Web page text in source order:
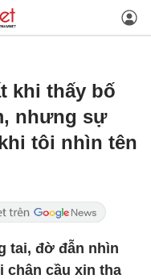
khi thấy bố
nhưng sự
tôi nhìn tên
tai, đờ đẫn nhìn
cầu xin tha